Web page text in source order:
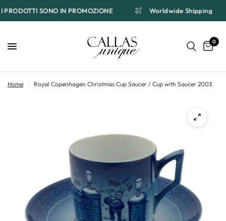
I PRODOTTI SONO IN PROMOZIONE Worldwide Shipping
0
Home / Royal Copenhagen Christmas Cup Saucer / Cup with Saucer 2003